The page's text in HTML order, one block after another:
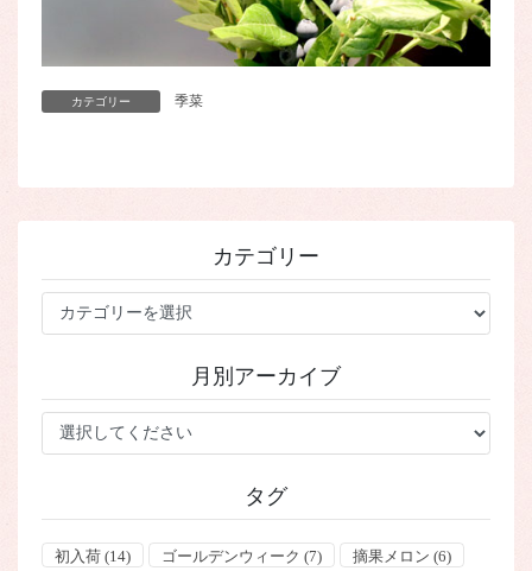
カテゴリー 季菜
カテゴリー
ー
月別アーカイブ
タグ
初入荷(14) ゴールデンウィーク (7) 摘果メロン (6)